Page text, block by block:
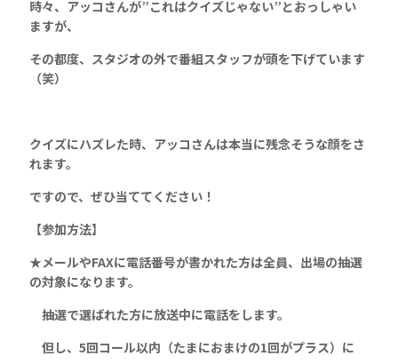
時々、アッコさんが”これはクイズじゃない”とおっしゃい
ますが、
その都度、 スタジオの外で番組スタッフが頭を下げています
（笑）
クイズにハズレた時、アッコさんは本当に残念そうな顔をさ
れます。
ですので、ぜひ当ててください！
【参加方法】
★メールやFAXに電話番号が書かれた方は全員、 出場の抽選
の対象になります。
抽選で選ばれた方に放送中に電話をします。
但し、5回コール以内（たまにおまけの1回がプラス）に